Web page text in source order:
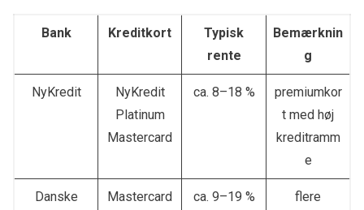
Bank Kreditkort
Typisk
rente
Bemærknin
g
NyKredit
NyKredit
Platinum
Mastercard
ca. 8–18 %
premiumkor
t med høj
kreditramm
e
Danske
Mastercard
ca. 9–19 %
flere